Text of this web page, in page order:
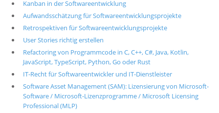
Kanban in der Softwareentwicklung
Aufwandsschätzung für Softwareentwicklungsprojekte
Retrospektiven für Softwareentwicklungsprojekte
User Stories richtig erstellen
Refactoring von Programmcode in C, C++, C#, Java, Kotlin,
JavaScript, TypeScript, Python, Go oder Rust
IT-Recht für Softwareentwickler und IT-Dienstleister
Software Asset Management (SAM): Lizensierung von Microsoft-
Software / Microsoft-Lizenzprogramme / Microsoft Licensing
Professional (MLP)